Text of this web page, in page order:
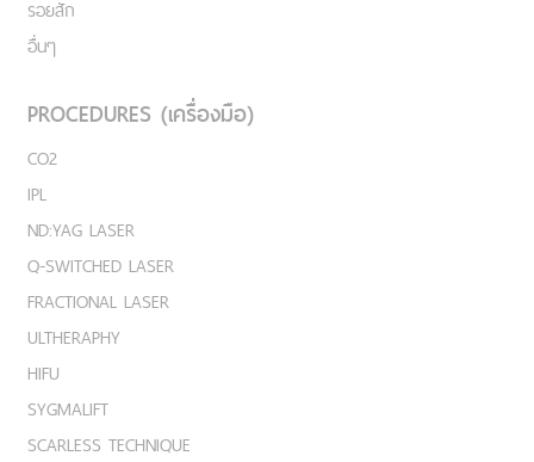
รอยสัก
อื่นๆ
PROCEDURES (เครื่องมือ)
CO2
IPL
ND:YAG LASER
Q-SWITCHED LASER
FRACTIONAL LASER
ULTHERAPHY
HIFU
SYGMALIFT
SCARLESS TECHNIQUE